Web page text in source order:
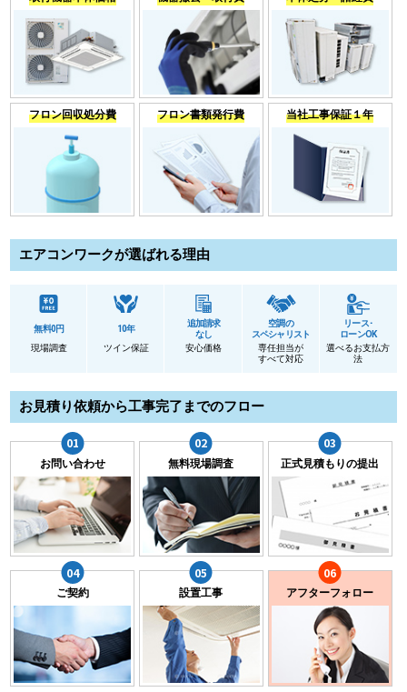
フロン回収処分費 フロン書類発行費 当社工事保証１年
エアコンワークが選ばれる理由
無料0円
現場調査
10年
ツイン保証
追加請求
なし
安心価格
空調の
スペシャリスト
専任担当が
すべて対応
リース･
ローンOK
選べるお支払方
法
お見積り依頼から工事完了までのフロー
お問い合わせ 無料現場調査 正式見積もりの提出
ご契約 設置工事 アフターフォロー